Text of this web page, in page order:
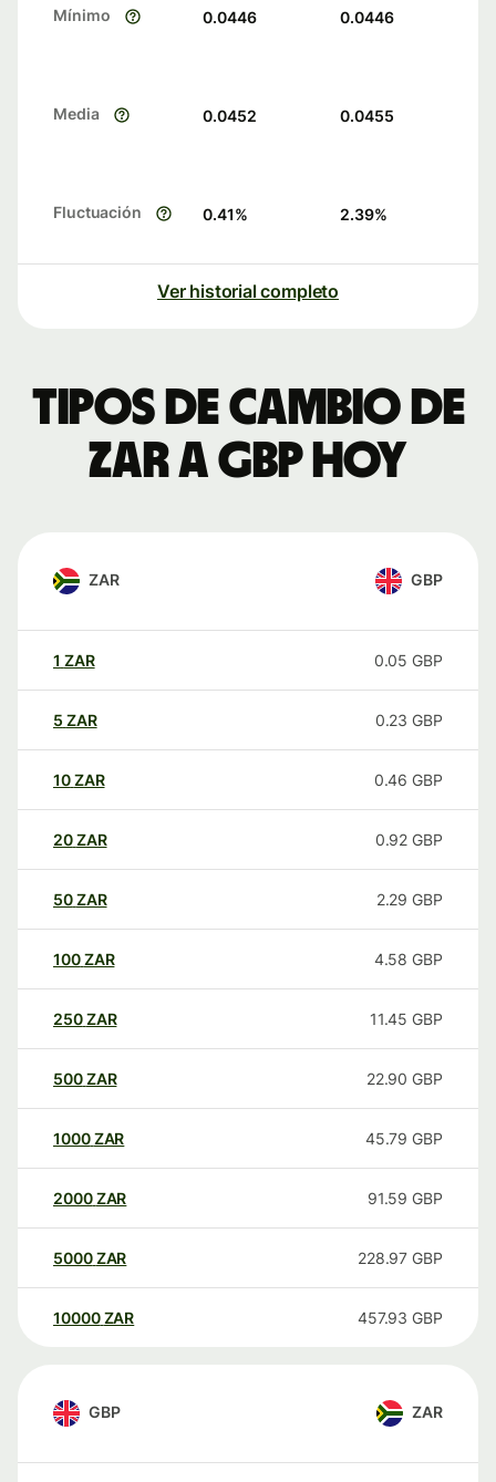
Mínimo 0.0446 0.0446
Media 0.0452 0.0455
Fluctuación 0.41% 2.39%
Ver historial completo
Tipos de cambio de
ZAR a GBP hoy
ZAR GBP
1 ZAR 0.05 GBP
5 ZAR 0.23 GBP
10ZAR 0.46 GBP
20ZAR 0.92 GBP
50ZAR 2.29 GBP
100ZAR 4.58 GBP
250ZAR 11.45 GBP
500ZAR 22.90 GBP
1000ZAR 45.79 GBP
2000ZAR 91.59 GBP
5000ZAR 228.97 GBP
10000 ZAR 457.93 GBP
GBP ZAR